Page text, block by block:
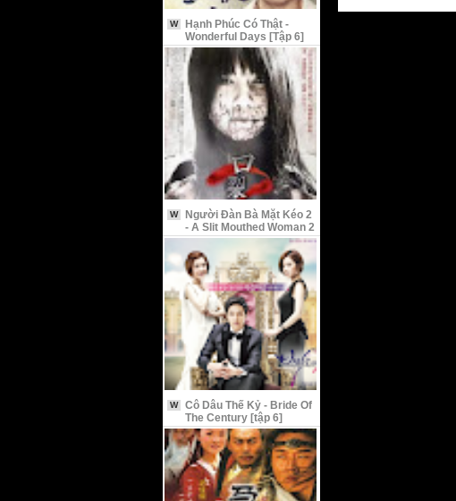
W
Hạnh Phúc Có Thật -
Wonderful Days [Tập 6]
W
Người Đàn Bà Mặt Kéo 2
- A Slit Mouthed Woman 2
W
Cô Dâu Thế Kỷ - Bride Of
The Century [tập 6]